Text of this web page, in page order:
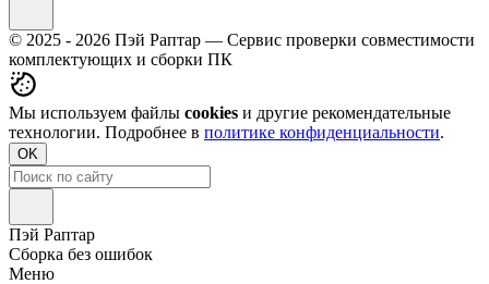
© 2025 - 2026 Пэй Раптар — Сервис проверки совместимости
комплектующих и сборки ПК
Мы используем файлы cookies и другие рекомендательные
технологии. Подробнее в политике конфиденциальности.
OK
Пэй Раптар
Сборка без ошибок
Меню